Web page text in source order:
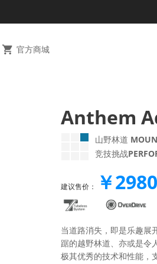
 官方商城
Anthem
山野林道
竞技挑战
建议售价： ￥
当道路消失，即是乐趣展
踞的越野林道、亦或是令
极其优秀的技术和性能，